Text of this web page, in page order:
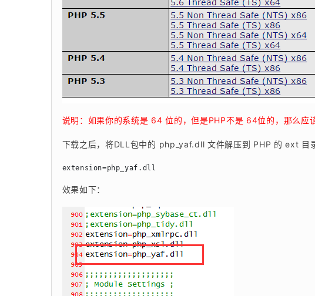
说明：如果你的系统是 64 位的，但是PHP不是 64位的，那么应
下载之后，将DLL包中的 php_yaf.dll 文件解压到 PHP 的 ext 目
extension=php_yaf.dll
效果如下：